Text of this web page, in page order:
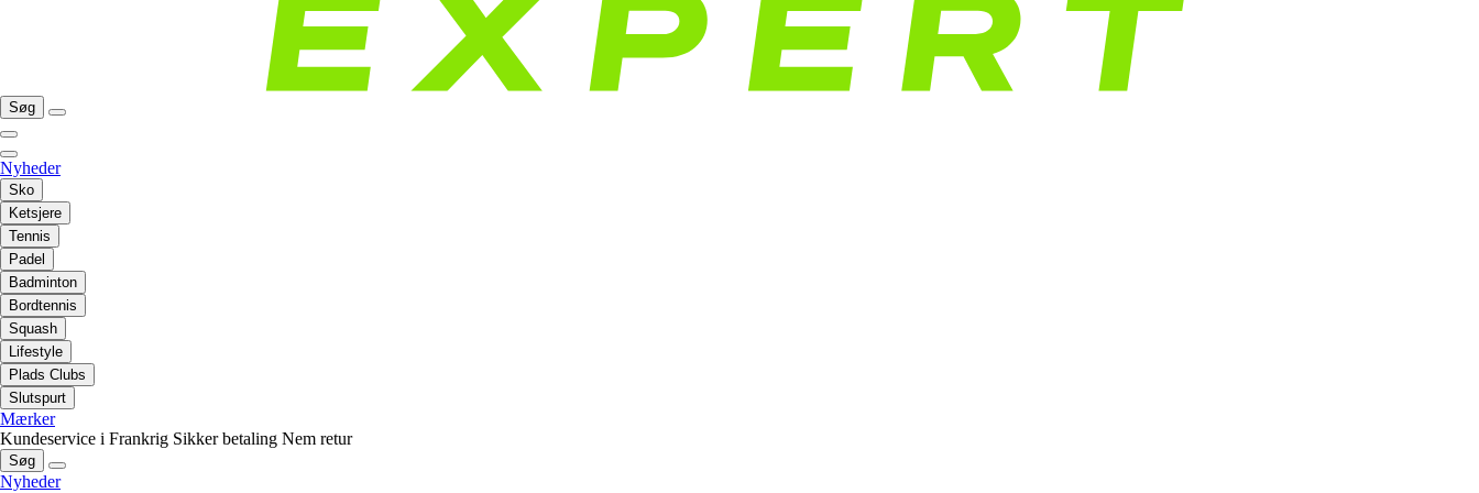
Søg
Nyheder
Sko
Ketsjere
Tennis
Padel
Badminton
Bordtennis
Squash
Lifestyle
Plads Clubs
Slutspurt
Mærker
Kundeservice i Frankrig Sikker betaling Nem retur
Søg
Nyheder